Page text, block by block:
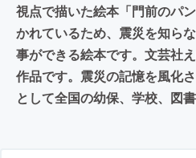
視点で描いた絵本「門前のパ
かれているため、震災を知ら
事ができる絵本です。文芸社
作品です。震災の記憶を風化
として全国の幼保、学校、図